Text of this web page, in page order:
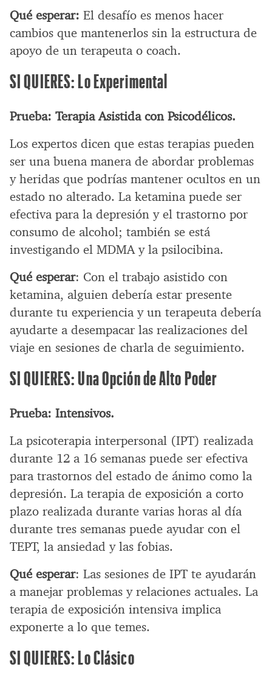
Qué esperar: El desafío es menos hacer
cambios que mantenerlos sin la estructura de
apoyo de un terapeuta o coach.
SI QUIERES: Lo Experimental
Prueba: Terapia Asistida con Psicodélicos.
Los expertos dicen que estas terapias pueden
ser una buena manera de abordar problemas
y heridas que podrías mantener ocultos en un
estado no alterado. La ketamina puede ser
efectiva para la depresión y el trastorno por
consumo de alcohol; también se está
investigando el MDMA y la psilocibina.
Qué esperar: Con el trabajo asistido con
ketamina, alguien debería estar presente
durante tu experiencia y un terapeuta debería
ayudarte a desempacar las realizaciones del
viaje en sesiones de charla de seguimiento.
SI QUIERES: Una Opción de Alto Poder
Prueba: Intensivos.
La psicoterapia interpersonal (IPT) realizada
durante 12 a 16 semanas puede ser efectiva
para trastornos del estado de ánimo como la
depresión. La terapia de exposición a corto
plazo realizada durante varias horas al día
durante tres semanas puede ayudar con el
TEPT, la ansiedad y las fobias.
Qué esperar: Las sesiones de IPT te ayudarán
a manejar problemas y relaciones actuales. La
terapia de exposición intensiva implica
exponerte a lo que temes.
SI QUIERES: Lo Clásico